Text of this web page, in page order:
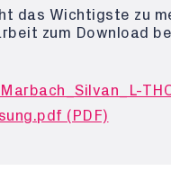
das Wichtigste zu
zum Download
(PDF)